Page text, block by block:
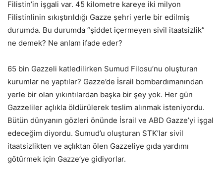
Filistin’in işgali var. 45 kilometre kareye iki milyon
Filistinlinin sıkıştırıldığı Gazze şehri yerle bir edilmiş
durumda. Bu durumda “şiddet içermeyen sivil itaatsizlik”
ne demek? Ne anlam ifade eder?
65 bin Gazzeli katledilirken Sumud Filosu’nu oluşturan
kurumlar ne yaptılar? Gazze’de İsrail bombardımanından
yerle bir olan yıkıntılardan başka bir şey yok. Her gün
Gazzeliler açlıkla öldürülerek teslim alınmak isteniyordu.
Bütün dünyanın gözleri önünde İsrail ve ABD Gazze’yi işgal
edeceğim diyordu. Sumud’u oluşturan STK’lar sivil
itaatsizlikten ve açlıktan ölen Gazzeliye gıda yardımı
götürmek için Gazze’ye gidiyorlar.